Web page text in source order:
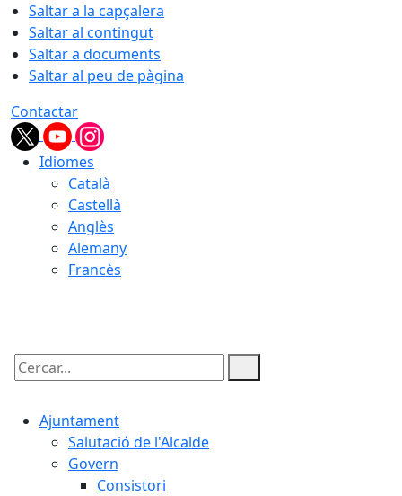
Saltar a la capçalera
Saltar al contingut
Saltar a documents
Saltar al peu de pàgina
Contactar
Idiomes
Català
Castellà
Anglès
Alemany
Francès
Cercar:
Ajuntament
Salutació de l'Alcalde
Govern
Consistori